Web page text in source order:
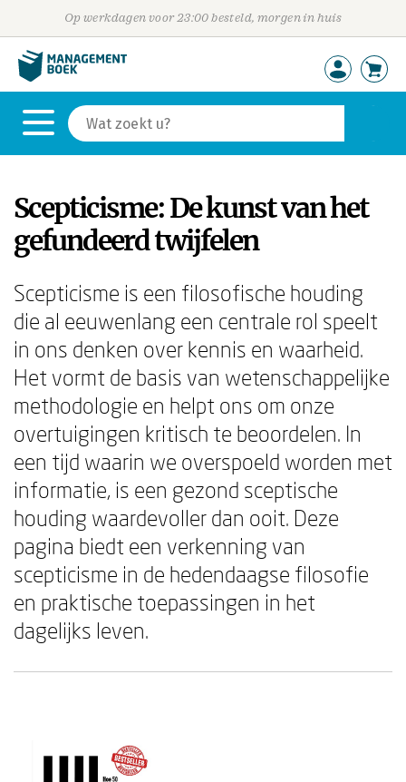
Op werkdagen voor 23:00 besteld, morgen in huis
Scepticisme: De kunst van het
gefundeerd twijfelen
Scepticisme is een filosofische houding
die al eeuwenlang een centrale rol speelt
in ons denken over kennis en waarheid.
Het vormt de basis van wetenschappelijke
methodologie en helpt ons om onze
overtuigingen kritisch te beoordelen. In
een tijd waarin we overspoeld worden met
informatie, is een gezond sceptische
houding waardevoller dan ooit. Deze
pagina biedt een verkenning van
scepticisme in de hedendaagse filosofie
en praktische toepassingen in het
dagelijks leven.